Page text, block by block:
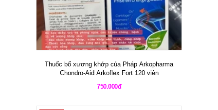
Thuốc bổ xương khớp của Pháp Arkopharma
Chondro-Aid Arkoflex Fort 120 viên
750.000đ